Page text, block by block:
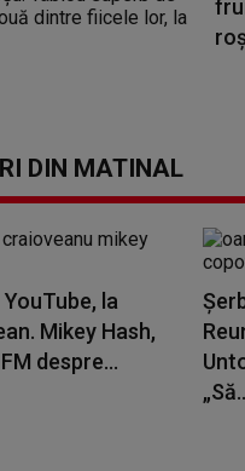
DIN MATINAL
la
Mikey Hash,
despre...